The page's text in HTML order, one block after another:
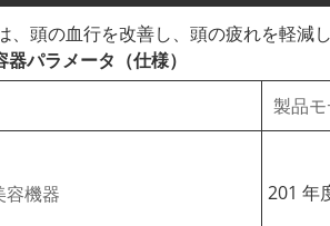
、頭の血行を改善し、頭の疲れを軽減
パラメータ（仕様）
製品
容機器 201 年